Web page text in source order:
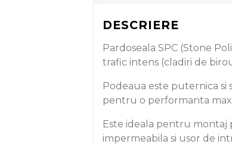
DESCRIERE
Pardoseala SPC (Stone
trafic intens (cladiri de
Podeaua este puternica si
pentru o performanta
Este ideala pentru montaj
impermeabila si usor de